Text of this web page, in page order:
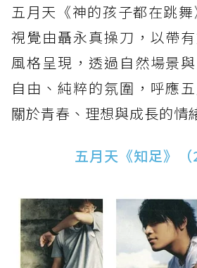
五月天《神的孩子都在跳
視覺由聶永真操刀，以帶
風格呈現，透過自然場景
自由、純粹的氛圍，呼應
關於青春、理想與成長的情
五月天《知足》（